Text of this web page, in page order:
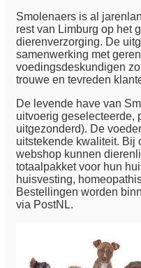
Smolenaers is al
rest van Limburg op het
dierenverzorging. De
samenwerking met
voedingsdeskundigen
trouwe en tevreden
De levende have van
uitvoerig geselecteerde,
uitgezonderd). De
uitstekende kwaliteit. Bij
webshop kunnen
totaalpakket voor hun
huisvesting,
Bestellingen worden
via PostNL.